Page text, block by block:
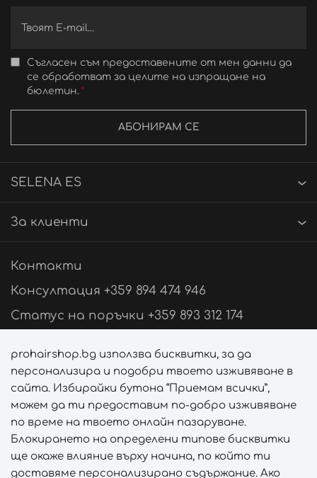
Съгласен съм предоставените от мен данни да
се обработват за целите на изпращане на
бюлетин.
АБОНИРАМ СЕ
SELENA ES
За клиенти
Контакти
Консултация +359 894 474 946
Статус на поръчки +359 893 312 174
Последвай ни
Начини на плащане
prohairshop.bg използва бисквитки, за да
персонализира и подобри твоето изживяване в
сайта. Избирайки бутона “Приемам всички”,
можем да ти предоставим по-добро изживяване
по време на твоето онлайн пазаруване.
Блокирането на определени типове бисквитки
ще окаже влияние върху начина, по който ти
доставяме персонализирано съдържание. Ако